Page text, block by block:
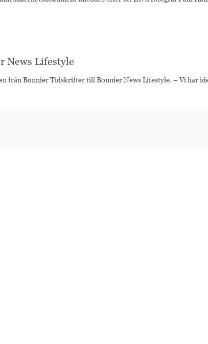
News Lifestyle
från Bonnier Tidskrifter till Bonnier News Lifestyle. – Vi har